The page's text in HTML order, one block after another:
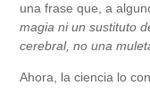
una frase que, a
magia ni un sustituto
cerebral, no una
Ahora, la ciencia lo